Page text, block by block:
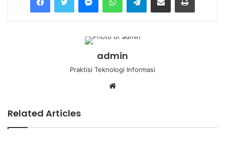
admin
Praktisi Teknologi Informasi
Website
Related Articles